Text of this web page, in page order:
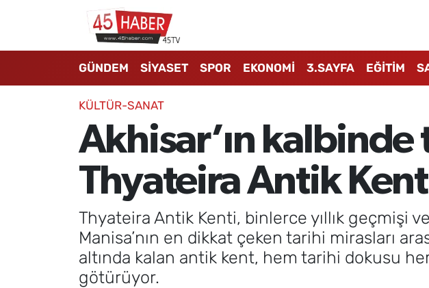
GÜNDEM SİYASET SPOR EKONOMİ 3.SAYFA EĞİTİM
KÜLTÜR-SANAT
Akhisar’ın
Thyateira Antik
Thyateira Antik Kenti, binlerce yıllık geçmişi
Manisa’nın en dikkat çeken tarihi mirasları
altında kalan antik kent, hem tarihi dokusu
götürüyor.
GÜNDEM
SİYASET
EKONOMİ
3.SAYFA
SAĞLIK
Manisa Nöbetçi Eczaneler
Manisa Hava Durumu
Manisa Namaz Vakitleri
Manisa Trafik Yoğunluk Haritası
Süper Lig Puan Durumu ve Fikstür
Tüm Manşetler
Son Dakika Haberleri